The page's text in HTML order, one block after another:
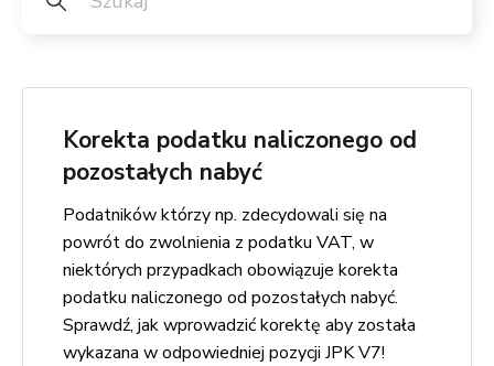
Korekta podatku naliczonego od
pozostałych nabyć
Podatników którzy np. zdecydowali się na
powrót do zwolnienia z podatku VAT, w
niektórych przypadkach obowiązuje korekta
podatku naliczonego od pozostałych nabyć.
Sprawdź, jak wprowadzić korektę aby została
wykazana w odpowiedniej pozycji JPK V7!